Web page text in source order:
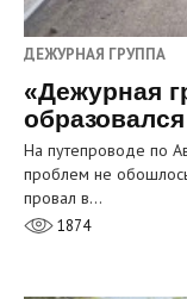
ДЕЖУРНАЯ ГРУППА
«Дежурная
На путепроводе по
проблем не
провал в…
1874